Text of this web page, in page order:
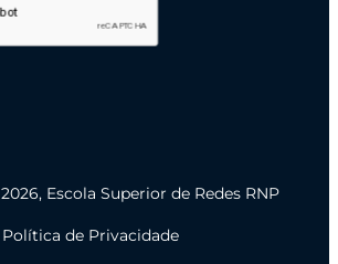
Escola Superior de Redes RNP
Política de Privacidade